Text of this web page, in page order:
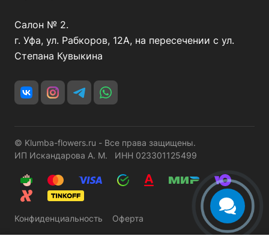
Салон № 2.
г. Уфа, ул. Рабкоров, 12А, на пересечении с ул.
Степана Кувыкина
© Klumba-flowers.ru - Все права защищены.
ИП Искандарова А. М. ИНН 023301125499
Конфиденциальность Оферта